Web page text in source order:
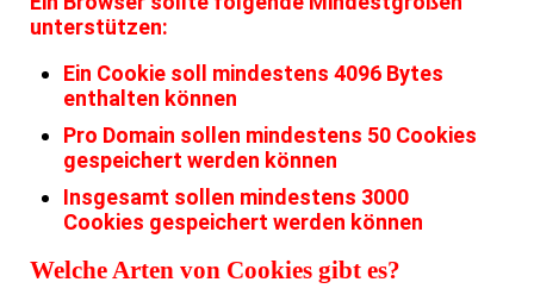
unterstützen:
Ein Cookie soll mindestens 4096 Bytes
enthalten können
Pro Domain sollen mindestens 50 Cookies
gespeichert werden können
Insgesamt sollen mindestens 3000
Cookies gespeichert werden können
Welche Arten von Cookies gibt es?